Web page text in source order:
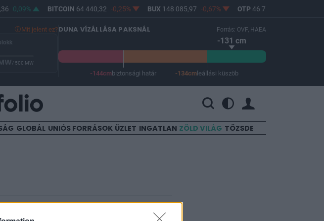
0,09% BITCOIN64 440,32 -0,25% BUX148 085,97 -0,67% OTP 46 750
Mit jelent ez?
/ 500 MW
DUNA VÍZÁLLÁSA PAKSNÁL Forrás: OVF, HAEA
-131 cm
-144cmbiztonsági határ -134cmleállási küszöb
GLOBÁL UNIÓS FORRÁSOK ÜZLET INGATLAN ZÖLD VILÁG TŐZSDE